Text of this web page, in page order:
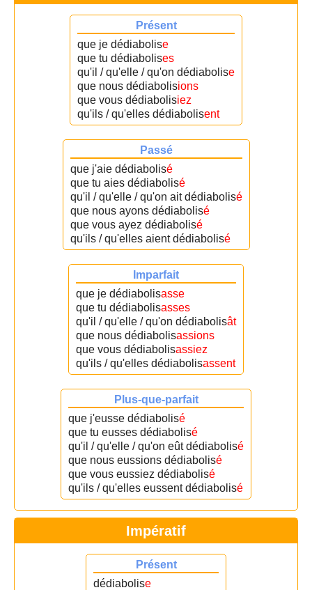
Présent
que je dédiabolise
que tu dédiabolises
qu'il / qu'elle / qu'on dédiabolise
que nous dédiabolisions
que vous dédiabolisiez
qu'ils / qu'elles dédiabolisent
Passé
que j'aie dédiabolisé
que tu aies dédiabolisé
qu'il / qu'elle / qu'on ait dédiabolisé
que nous ayons dédiabolisé
que vous ayez dédiabolisé
qu'ils / qu'elles aient dédiabolisé
Imparfait
que je dédiabolisasse
que tu dédiabolisasses
qu'il / qu'elle / qu'on dédiabolisât
que nous dédiabolisassions
que vous dédiabolisassiez
qu'ils / qu'elles dédiabolisassent
Plus-que-parfait
que j'eusse dédiabolisé
que tu eusses dédiabolisé
qu'il / qu'elle / qu'on eût dédiabolisé
que nous eussions dédiabolisé
que vous eussiez dédiabolisé
qu'ils / qu'elles eussent dédiabolisé
Impératif
Présent
dédiabolise